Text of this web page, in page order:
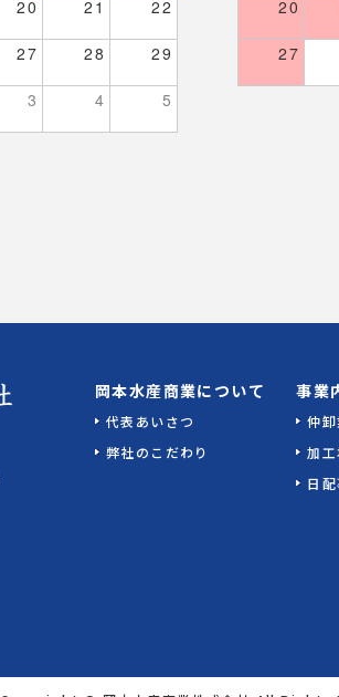
20 21 22
27 28 29
3 4 5
20
27
岡本水産商業について
代表あいさつ
弊社のこだわり
事業
仲卸
加
日